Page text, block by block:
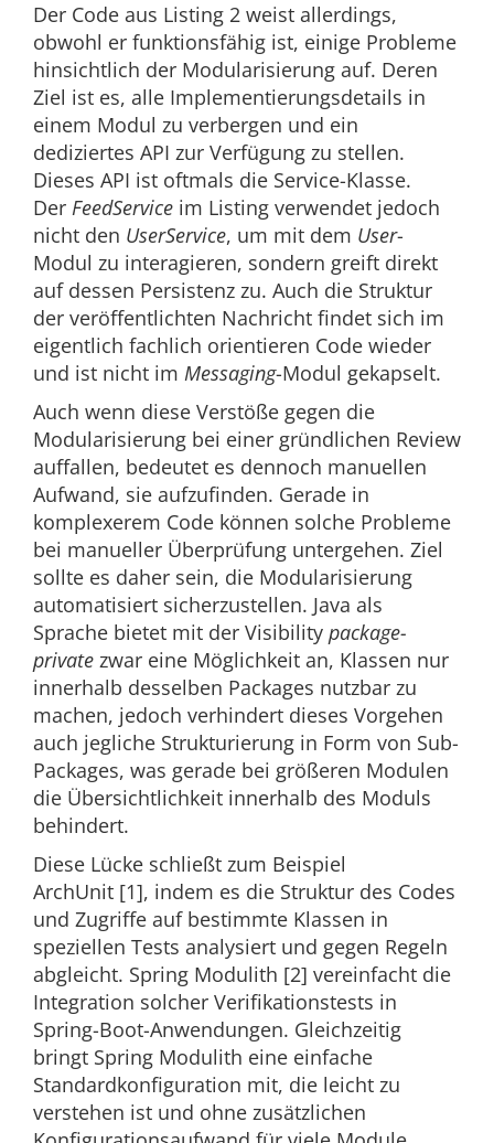
Der Code aus Listing 2 weist allerdings,
obwohl er funktionsfähig ist, einige Probleme
hinsichtlich der Modularisierung auf. Deren
Ziel ist es, alle Implementierungsdetails in
einem Modul zu verbergen und ein
dediziertes API zur Verfügung zu stellen.
Dieses API ist oftmals die Service-Klasse.
Der FeedService im Listing verwendet jedoch
nicht den UserService, um mit dem User-
Modul zu interagieren, sondern greift direkt
auf dessen Persistenz zu. Auch die Struktur
der veröffentlichten Nachricht findet sich im
eigentlich fachlich orientieren Code wieder
und ist nicht im Messaging-Modul gekapselt.
Auch wenn diese Verstöße gegen die
Modularisierung bei einer gründlichen Review
auffallen, bedeutet es dennoch manuellen
Aufwand, sie aufzufinden. Gerade in
komplexerem Code können solche Probleme
bei manueller Überprüfung untergehen. Ziel
sollte es daher sein, die Modularisierung
automatisiert sicherzustellen. Java als
Sprache bietet mit der Visibility package-
private zwar eine Möglichkeit an, Klassen nur
innerhalb desselben Packages nutzbar zu
machen, jedoch verhindert dieses Vorgehen
auch jegliche Strukturierung in Form von Sub-
Packages, was gerade bei größeren Modulen
die Übersichtlichkeit innerhalb des Moduls
behindert.
Diese Lücke schließt zum Beispiel
ArchUnit [1], indem es die Struktur des Codes
und Zugriffe auf bestimmte Klassen in
speziellen Tests analysiert und gegen Regeln
abgleicht. Spring Modulith [2] vereinfacht die
Integration solcher Verifikationstests in
Spring-Boot-Anwendungen. Gleichzeitig
bringt Spring Modulith eine einfache
Standardkonfiguration mit, die leicht zu
verstehen ist und ohne zusätzlichen